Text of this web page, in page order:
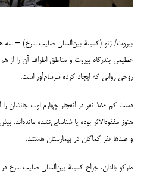
بیروت/ ژنو (کمیتۀ بین‌المللی صلیب سرخ) – سه
عظیمی بندرگاه بیروت و مناطق اطراف آن را از
روحی روانی که ایجاد کرده سرسام‌آور است.
دست کم 180 نفر در انفجار چهارم اوت
و صدها نفر کماکان در بیمارستان هستند.
مارکو بالدان، جراح کمیتۀ بین‌المللی صلیب سرخ